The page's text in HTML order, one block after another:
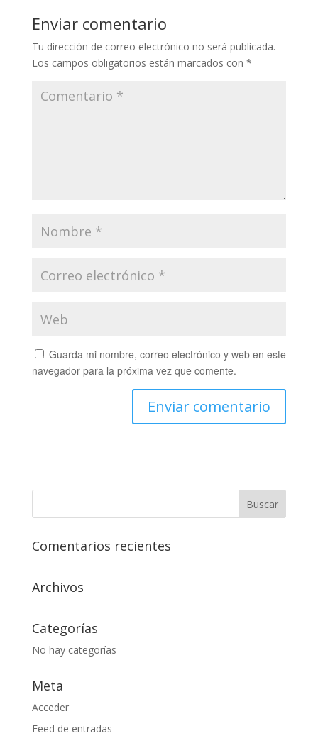
Enviar comentario
Tu dirección de correo electrónico no será publicada.
Los campos obligatorios están marcados con *
Guarda mi nombre, correo electrónico y web en este
navegador para la próxima vez que comente.
Comentarios recientes
Archivos
Categorías
No hay categorías
Meta
Acceder
Feed de entradas